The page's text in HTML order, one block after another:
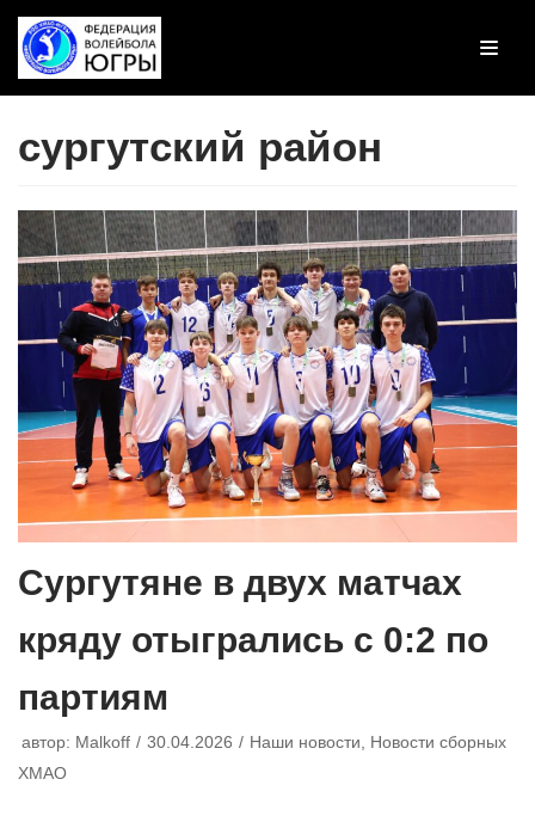
Перейти
к
сургутский район
Сургутяне в двух матчах
кряду отыгрались с 0:2 по
партиям
автор: Malkoff 30.04.2026 Наши новости, Новости сборных
ХМАО